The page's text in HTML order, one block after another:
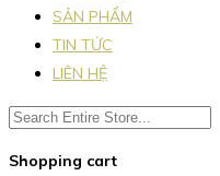
SẢN PHẨM
TIN TỨC
LIÊN HỆ
Shopping cart